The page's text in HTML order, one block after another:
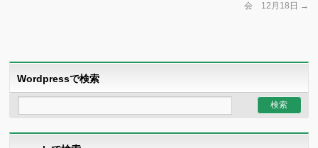
会 12月18日 →
Wordpressで検索